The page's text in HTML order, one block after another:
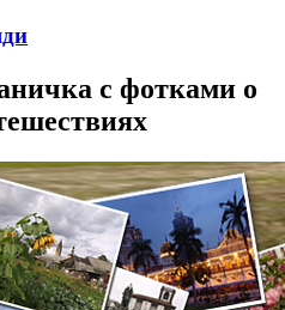
с фотками о